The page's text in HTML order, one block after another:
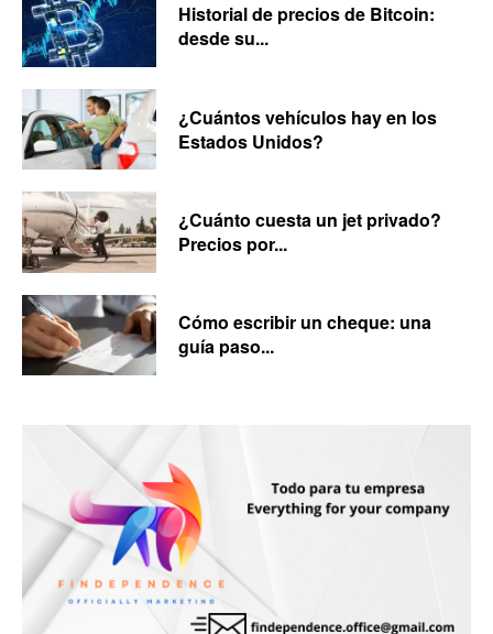
Historial de precios de Bitcoin:
desde su...
¿Cuántos vehículos hay en los
Estados Unidos?
¿Cuánto cuesta un jet privado?
Precios por...
Cómo escribir un cheque: una
guía paso...